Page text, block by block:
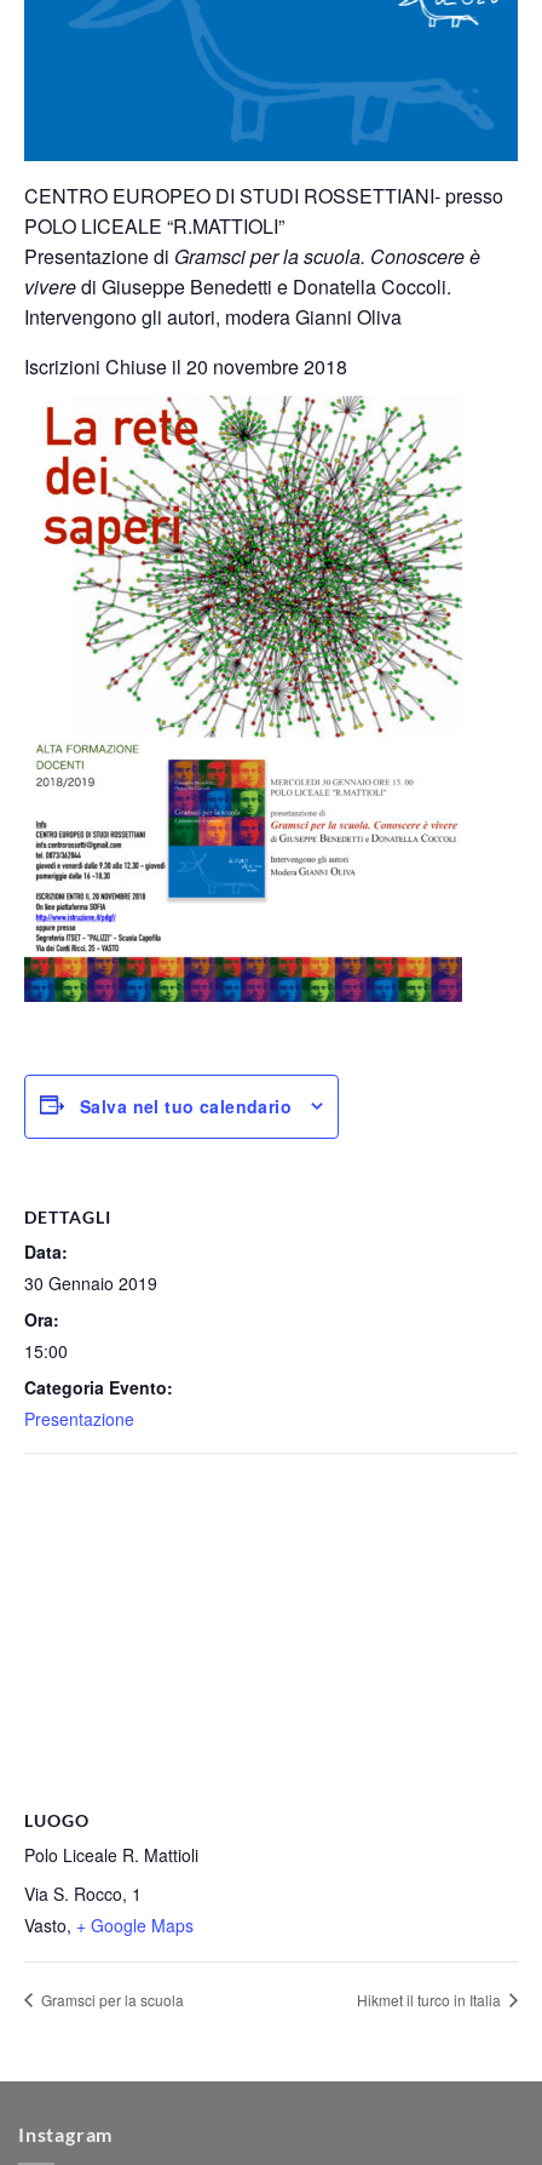
CENTRO EUROPEO DI STUDI ROSSETTIANI- presso
POLO LICEALE “R.MATTIOLI”
Presentazione di Gramsci per la scuola. Conoscere è
viveredi Giuseppe Benedetti e Donatella Coccoli.
Intervengono gli autori, modera Gianni Oliva
Iscrizioni Chiuse il 20 novembre 2018
Salva nel tuo calendario
DETTAGLI
Data:
30 Gennaio 2019
Ora:
15:00
Categoria Evento:
Presentazione
LUOGO
Polo Liceale R. Mattioli
Via S. Rocco, 1
Vasto, + Google Maps
Gramsci per la scuola Hikmet il turco in Italia
Instagram